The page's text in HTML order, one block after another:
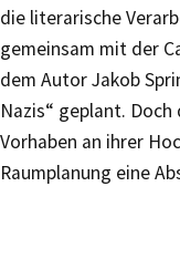
die literarische
gemeinsam mit der
dem Autor Jakob
Nazis“ geplant.
Vorhaben an ihrer
Raumplanung eine